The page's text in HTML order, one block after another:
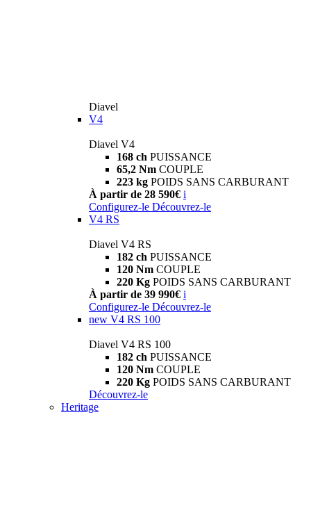
Diavel
V4
Diavel V4
168 ch PUISSANCE
65,2 Nm COUPLE
223 kg POIDS SANS CARBURANT
À partir de 28 590€ i
Configurez-le Découvrez-le
V4 RS
Diavel V4 RS
182 ch PUISSANCE
120 Nm COUPLE
220 Kg POIDS SANS CARBURANT
À partir de 39 990€ i
Configurez-le Découvrez-le
new V4 RS 100
Diavel V4 RS 100
182 ch PUISSANCE
120 Nm COUPLE
220 Kg POIDS SANS CARBURANT
Découvrez-le
Heritage